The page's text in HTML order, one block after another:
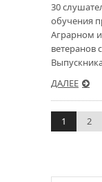
30
обучения
Аграрном
ветеранов
ДАЛЕЕ
1 2